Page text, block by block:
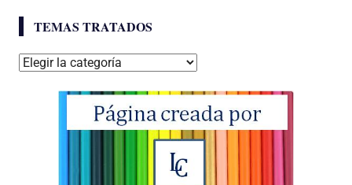
TEMAS TRATADOS
Temas